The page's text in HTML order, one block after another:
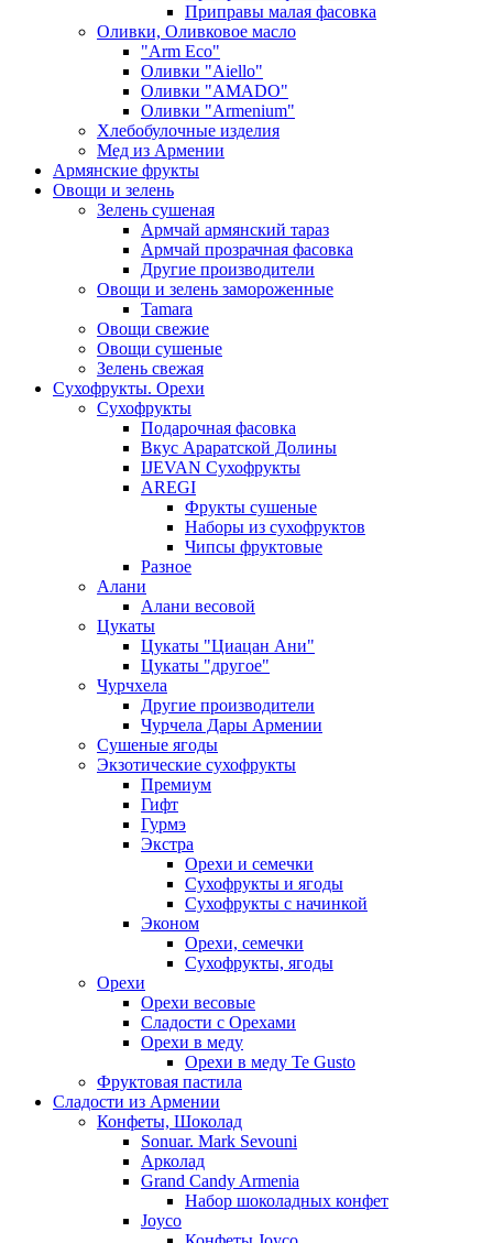
Приправы малая фасовка
Оливки, Оливковое масло
"Arm Eco"
Оливки "Aiello"
Оливки "AMADO"
Оливки "Armenium"
Хлебобулочные изделия
Мед из Армении
Армянские фрукты
Овощи и зелень
Зелень сушеная
Армчай армянский тараз
Армчай прозрачная фасовка
Другие производители
Овощи и зелень замороженные
Tamara
Овощи свежие
Овощи сушеные
Зелень свежая
Сухофрукты. Орехи
Сухофрукты
Подарочная фасовка
Вкус Араратской Долины
IJEVAN Сухофрукты
AREGI
Фрукты сушеные
Наборы из сухофруктов
Чипсы фруктовые
Разное
Алани
Алани весовой
Цукаты
Цукаты "Циацан Ани"
Цукаты "другое"
Чурчхела
Другие производители
Чурчела Дары Армении
Сушеные ягоды
Экзотические сухофрукты
Премиум
Гифт
Гурмэ
Экстра
Орехи и семечки
Сухофрукты и ягоды
Сухофрукты с начинкой
Эконом
Орехи, семечки
Сухофрукты, ягоды
Орехи
Орехи весовые
Сладости с Орехами
Орехи в меду
Орехи в меду Te Gusto
Фруктовая пастила
Сладости из Армении
Конфеты, Шоколад
Sonuar. Mark Sevouni
Арколад
Grand Candy Armenia
Набор шоколадных конфет
Joyco